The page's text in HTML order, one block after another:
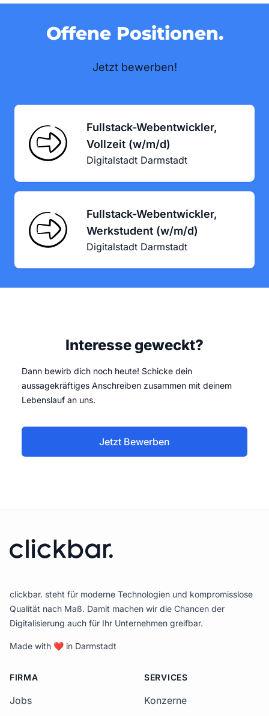
Offene Positionen.
Jetzt bewerben!
Fullstack-Webentwickler,
Vollzeit (w/m/d)
Digitalstadt Darmstadt
Fullstack-Webentwickler,
Werkstudent (w/m/d)
Digitalstadt Darmstadt
Interesse geweckt?
Dann bewirb dich noch heute! Schicke dein
aussagekräftiges Anschreiben zusammen mit deinem
Lebenslauf an uns.
Jetzt Bewerben
clickbar. steht für moderne Technologien und kompromisslose
Qualität nach Maß. Damit machen wir die Chancen der
Digitalisierung auch für Ihr Unternehmen greifbar.
Made with ❤ in Darmstadt
FIRMA
Jobs
SERVICES
Konzerne